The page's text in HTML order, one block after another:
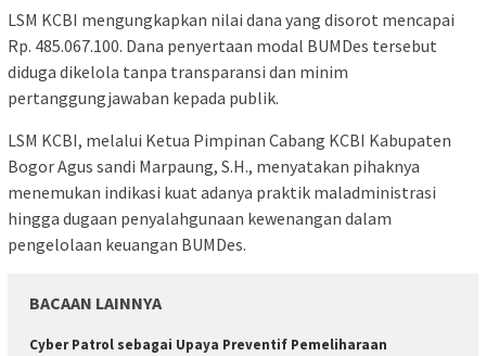
LSM KCBI mengungkapkan nilai dana yang disorot mencapai
Rp. 485.067.100. Dana penyertaan modal BUMDes tersebut
diduga dikelola tanpa transparansi dan minim
pertanggungjawaban kepada publik.
LSM KCBI, melalui Ketua Pimpinan Cabang KCBI Kabupaten
Bogor Agus sandi Marpaung, S.H., menyatakan pihaknya
menemukan indikasi kuat adanya praktik maladministrasi
hingga dugaan penyalahgunaan kewenangan dalam
pengelolaan keuangan BUMDes.
BACAAN LAINNYA
Cyber Patrol sebagai Upaya Preventif Pemeliharaan